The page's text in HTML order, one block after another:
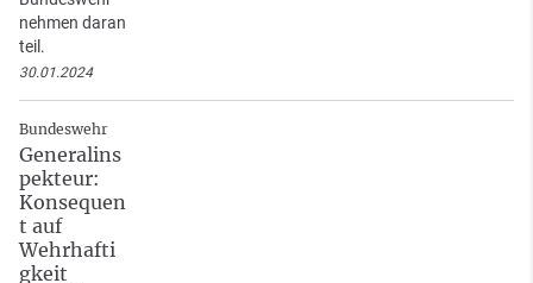
nehmen daran
teil.
30.01.2024
Bundeswehr
Generalins
pekteur:
Konsequen
t auf
Wehrhafti
gkeit